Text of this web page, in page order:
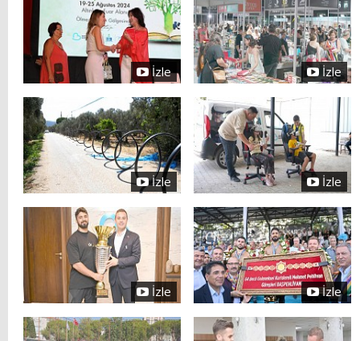
İzle İzle
İzle İzle
İzle İzle